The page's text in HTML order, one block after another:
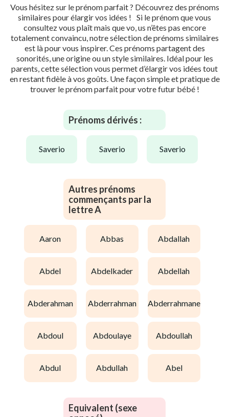
Vous hésitez sur le prénom parfait ? Découvrez des prénoms
similaires pour élargir vos idées ! Si le prénom que vous
consultez vous plaît mais que vo, us n’êtes pas encore
totalement convaincu, notre sélection de prénoms similaires
est là pour vous inspirer. Ces prénoms partagent des
sonorités, une origine ou un style similaires. Idéal pour les
parents, cette sélection vous permet d’élargir vos idées tout
en restant fidèle à vos goûts. Une façon simple et pratique de
trouver le prénom parfait pour votre futur bébé !
Prénoms dérivés :
saverio saverio saverio
Autres prénoms
commençants par la
lettre A
aaron abbas abdallah
abdel abdelkader abdellah
abderahman abderrahman abderrahmane
abdoul abdoulaye abdoullah
abdul abdullah abel
Equivalent (sexe